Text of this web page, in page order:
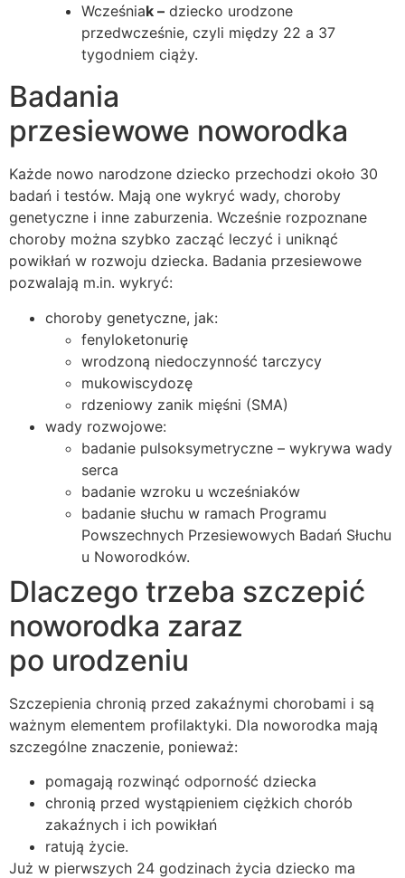
Wcześniak – dziecko urodzone
przedwcześnie, czyli między 22 a 37
tygodniem ciąży.
Badania
przesiewowe noworodka
Każde nowo narodzone dziecko przechodzi około 30
badań i testów. Mają one wykryć wady, choroby
genetyczne i inne zaburzenia. Wcześnie rozpoznane
choroby można szybko zacząć leczyć i uniknąć
powikłań w rozwoju dziecka. Badania przesiewowe
pozwalają m.in. wykryć:
choroby genetyczne, jak:
fenyloketonurię
wrodzoną niedoczynność tarczycy
mukowiscydozę
rdzeniowy zanik mięśni (SMA)
wady rozwojowe:
badanie pulsoksymetryczne – wykrywa wady
serca
badanie wzroku u wcześniaków
badanie słuchu w ramach Programu
Powszechnych Przesiewowych Badań Słuchu
u Noworodków.
Dlaczego trzeba szczepić
noworodka zaraz
po urodzeniu
Szczepienia chronią przed zakaźnymi chorobami i są
ważnym elementem profilaktyki. Dla noworodka mają
szczególne znaczenie, ponieważ:
pomagają rozwinąć odporność dziecka
chronią przed wystąpieniem ciężkich chorób
zakaźnych i ich powikłań
ratują życie.
Już w pierwszych 24 godzinach życia dziecko ma